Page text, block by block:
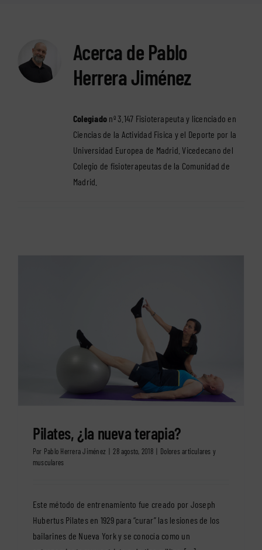
Acerca de Pablo
Herrera Jiménez
Colegiado nº 3.147 Fisioterapeuta y licenciado en
Ciencias de la Actividad Física y el Deporte por la
Universidad Europea de Madrid. Vicedecano del
Colegio de fisioterapeutas de la Comunidad de
Madrid.
Pilates, ¿la nueva terapia?
Por Pablo Herrera Jiménez 28 agosto, 2018
Dolores articulares y
musculares
Este método de entrenamiento fue creado por Joseph
Hubertus Pilates en 1929 para “curar” las lesiones de los
bailarines de Nueva York y se conocía como un